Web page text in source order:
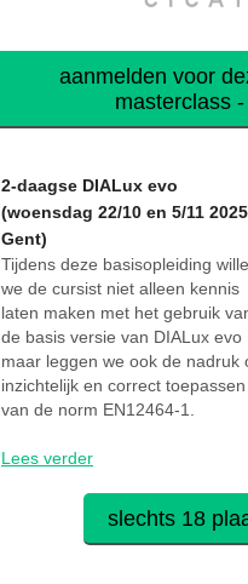
aanmelden voor
masterclass
2-daagse DIALux evo
(woensdag 22/10 en 5/11
Gent)
Tijdens deze basisopleiding
we de cursist niet alleen kennis
laten maken met het gebruik
de basis versie van DIALux evo
maar leggen we ook de nadruk
inzichtelijk en correct toepassen
van de norm EN12464-1.
Lees verder
slechts 18